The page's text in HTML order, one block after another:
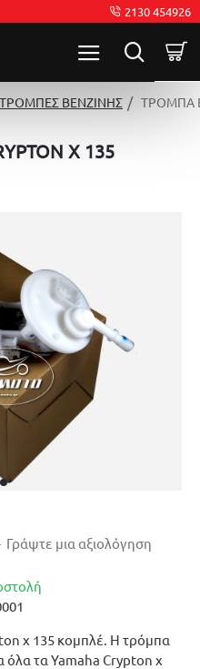
2130 454926
ΤΡΟΜΠΕΣ ΒΕΝΖΙΝΗΣ ΤΡΟΜΠΑ
X 135
x 135 κομπλέ. Η τρόμπα
όλα τα Yamaha Crypton x
Γράψτε μια αξιολόγηση